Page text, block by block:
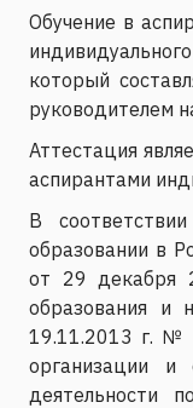
Обучение в
который
руководителем
Аттестация
аспирантами
В
образовании в
от 29 декабря
образования и
19.11.2013 г. №
организации и
деятельности